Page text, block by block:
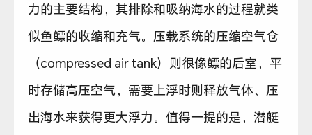
力的主要结构，其排除和吸纳海水的过程就类
似鱼鳔的收缩和充气。压载系统的压缩空气仓
（compressed air tank）则很像鳔的后室，平
时存储高压空气，需要上浮时则释放气体、压
出海水来获得更大浮力。值得一提的是，潜艇